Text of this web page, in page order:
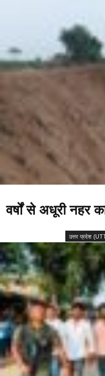
वर्षों से अधूरी नहर
उत्तर प्रदेश